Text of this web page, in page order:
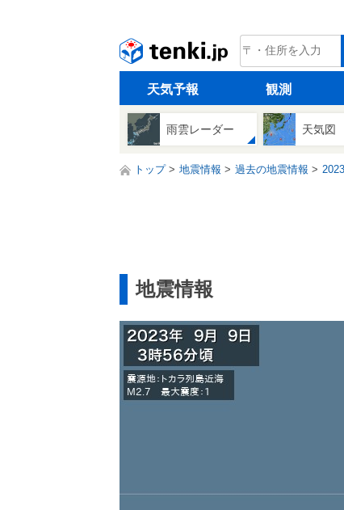
tenki.jp
天気予報 観測
雨雲レーダー 天気図
トップ 地震情報 過去の地震情報
地震情報